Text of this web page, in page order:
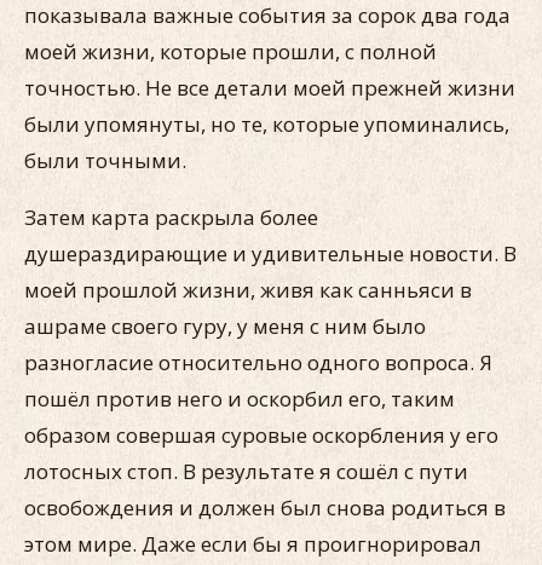
показывала важные события за сорок два года
моей жизни, которые прошли, с полной
точностью. Не все детали моей прежней жизни
были упомянуты, но те, которые упоминались,
были точными.
Затем карта раскрыла более
душераздирающие и удивительные новости. В
моей прошлой жизни, живя как санньяси в
ашраме своего гуру, у меня с ним было
разногласие относительно одного вопроса. Я
пошёл против него и оскорбил его, таким
образом совершая суровые оскорбления у его
лотосных стоп. В результате я сошёл с пути
освобождения и должен был снова родиться в
этом мире. Даже если бы я проигнорировал